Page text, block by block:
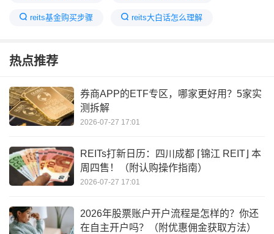
reits基金购买步骤 reits大白话怎么理解
abs和reits融资区别
REITs和基金有什么区别 reits交易规则及费用
热点推荐
券商APP的ETF专区，哪家更好用？5家实
测拆解
2026-07-27 17:01
REITs打新日历：四川成都 ⌈锦江 REIT⌋ 本
周四售！（附认购操作指南）
2026-07-27 17:01
2026年股票账户开户流程是怎样的？你还
在自主开户吗？（附优惠佣金获取方法）